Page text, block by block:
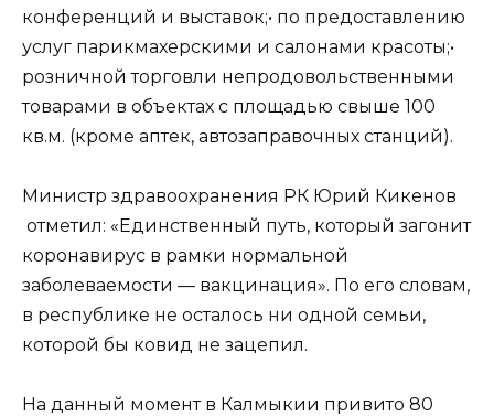
конференций и выставок;• по предоставлению
услуг парикмахерскими и салонами красоты;•
розничной торговли непродовольственными
товарами в объектах с площадью свыше 100
кв.м. (кроме аптек, автозаправочных станций).
Министр здравоохранения РК Юрий Кикенов
отметил: «Единственный путь, который загонит
коронавирус в рамки нормальной
заболеваемости — вакцинация». По его словам,
в республике не осталось ни одной семьи,
которой бы ковид не зацепил.
На данный момент в Калмыкии привито 80